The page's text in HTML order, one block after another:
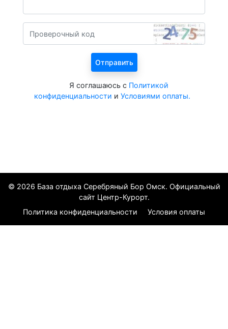
Я соглашаюсь с Политикой
конфиденциальности и Условиями оплаты.
© 2026 База отдыха Серебряный Бор Омск. Официальный
сайт Центр-Курорт.
Политика конфиденциальности
Условия оплаты